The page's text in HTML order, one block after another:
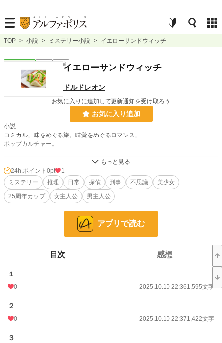
TOP > 小説 > ミステリー小説 > イエローサンドウィッチ
長編イエローサンドウィッチ
ドルドレオン
お気に入りに追加して更新通知を受け取ろう
お気に入り追加
小説
コミカル。味をめぐる旅。味覚をめぐるロマンス。
ポップカルチャー。
229,045 位 / 229,045 件
ミステリー 5,379 位 / 5,379 件
お気に入り 1
2025.10.10 23:35
初回公開日時
初回完結日時
週間ポイント
月間ポイント
年間ポイント
24h.ポイント 0pt
1
ミステリー
推理 日常 探偵 刑事 不思議
美少女
25周年カップ
女主人公 男主人公
アプリで読む
目次 感想
１
0 2025.10.10 22:361,595文字
２
0 2025.10.10 22:371,422文字
３